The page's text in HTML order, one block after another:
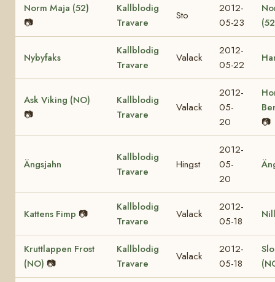
Norm Maja (52)
📷
Kallblodig
Travare
Sto
2012-
05-23
Nybyfaks
Kallblodig
Travare
Valack
2012-
05-22
Ask Viking (NO)
📷
Kallblodig
Travare
Valack
2012-
05-
20
📷
Ängsjahn
Kallblodig
Travare
Hingst
2012-
05-
20
Kattens Fimp 📷
Kallblodig
Travare
Valack
2012-
05-18
Kruttlappen Frost
(NO) 📷
Kallblodig
Travare
Valack
2012-
05-18